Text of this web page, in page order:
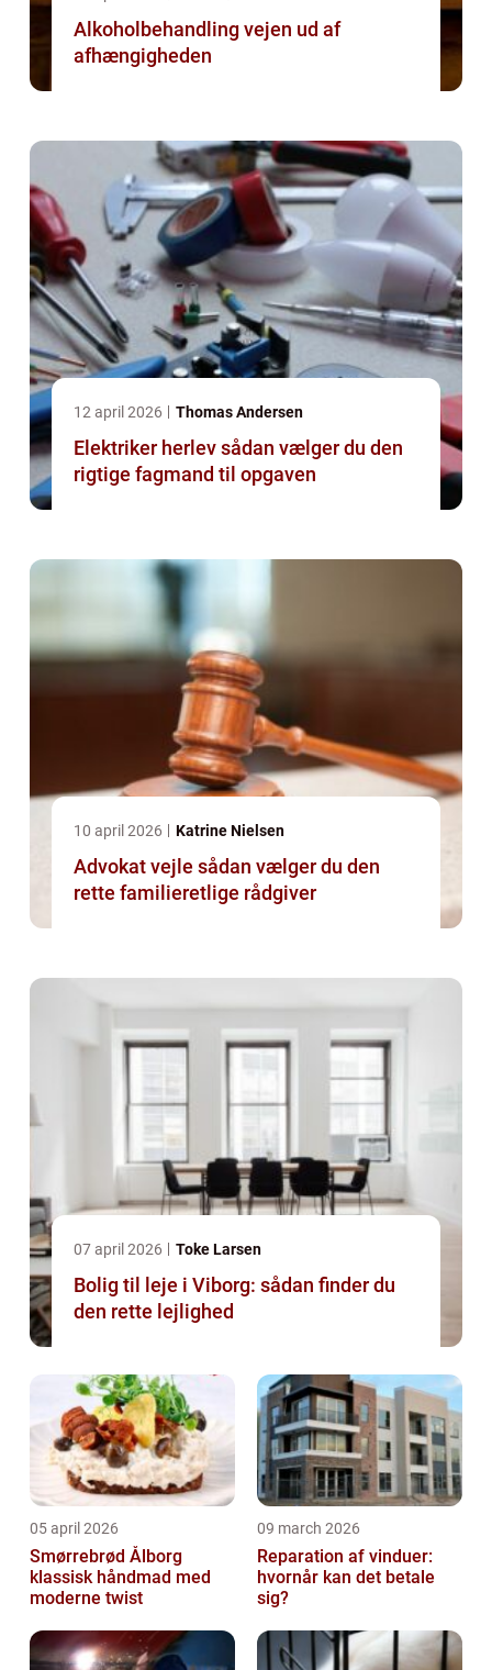
Alkoholbehandling vejen ud af
afhængigheden
12 april 2026 Thomas Andersen
Elektriker herlev sådan vælger du den
rigtige fagmand til opgaven
10 april 2026 Katrine Nielsen
Advokat vejle sådan vælger du den
rette familieretlige rådgiver
07 april 2026 Toke Larsen
Bolig til leje i Viborg: sådan finder du
den rette lejlighed
05 april 2026
Smørrebrød Ålborg
klassisk håndmad med
moderne twist
09 march 2026
Reparation af vinduer:
hvornår kan det betale
sig?